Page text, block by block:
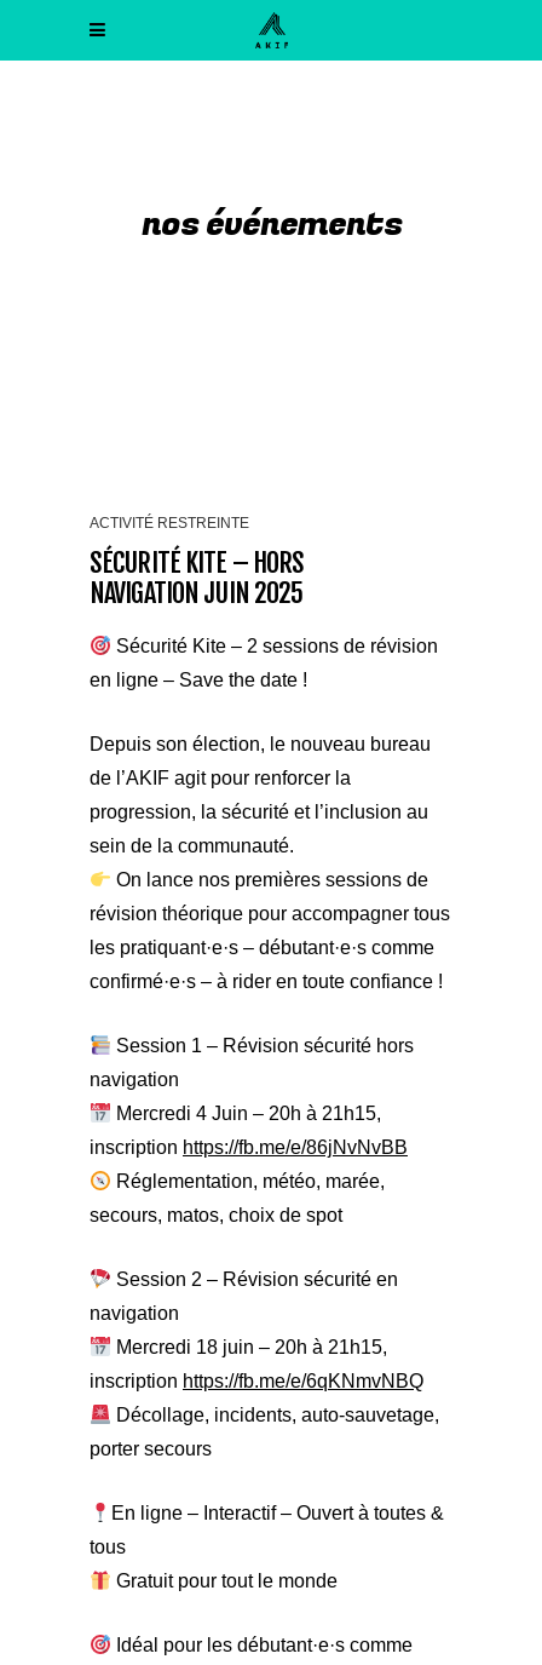
nos événements
ACTIVITÉ RESTREINTE
SÉCURITÉ KITE – HORS
NAVIGATION JUIN 2025
Sécurité Kite – 2 sessions de révision
en ligne – Save the date !
Depuis son élection, le nouveau bureau
de l’AKIF agit pour renforcer la
progression, la sécurité et l’inclusion au
sein de la communauté.
On lance nos premières sessions de
révision théorique pour accompagner tous
les pratiquant·e·s – débutant·e·s comme
confirmé·e·s – à rider en toute confiance !
Session 1 – Révision sécurité hors
navigation
Mercredi 4 Juin – 20h à 21h15,
inscription https://fb.me/e/86jNvNvBB
Réglementation, météo, marée,
secours, matos, choix de spot
Session 2 – Révision sécurité en
navigation
Mercredi 18 juin – 20h à 21h15,
inscription https://fb.me/e/6qKNmvNBQ
Décollage, incidents, auto-sauvetage,
porter secours
En ligne – Interactif – Ouvert à toutes &
tous
Gratuit pour tout le monde
Idéal pour les débutant·e·s comme